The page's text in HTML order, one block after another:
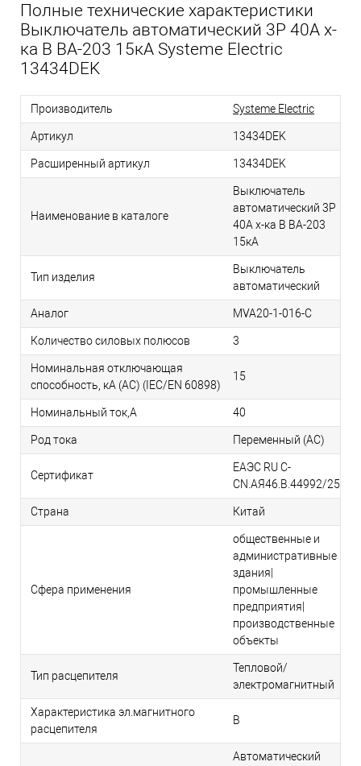
Полные технические характеристики
Выключатель автоматический 3P 40A х-
ка B ВА-203 15кА Systeme Electric
13434DEK
Производитель Systeme Electric
Артикул 13434DEK
Расширенный артикул 13434DEK
Наименование в каталоге
Выключатель
автоматический 3P
40A х-ка B ВА-203
15кА
Тип изделия
Выключатель
автоматический
Аналог MVA20-1-016-C
Количество силовых полюсов 3
Номинальная отключающая
способность, кA (AC) (IEC/EN 60898)
15
Номинальный ток,А 40
Род тока Переменный (АС)
Сертификат
ЕАЭС RU С-
CN.АЯ46.В.44992/25
Страна Китай
Сфера применения
общественные и
административные
здания|
промышленные
предприятия|
производственные
объекты
Тип расцепителя
Тепловой/
электромагнитный
Характеристика эл.магнитного
расцепителя
B
Автоматический